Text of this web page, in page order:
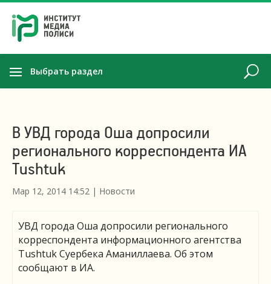
Выбрать раздел
В УВД города Оша допросили
регионального корреспондента ИА
Tushtuk
Мар 12, 2014 14:52 | Новости
УВД города Оша допросили регионального
корреспондента информационного агентства
Tushtuk Суербека Аманиллаева. Об этом
сообщают в ИА.